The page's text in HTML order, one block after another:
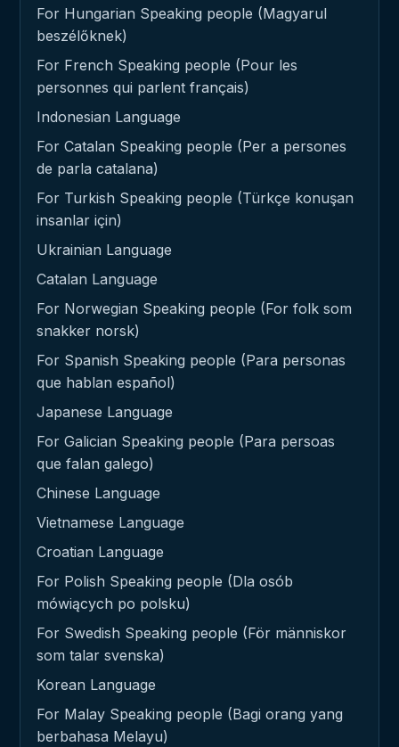
For Hungarian Speaking people (Magyarul
beszélőknek)
For French Speaking people (Pour les
personnes qui parlent français)
Indonesian Language
For Catalan Speaking people (Per a persones
de parla catalana)
For Turkish Speaking people (Türkçe konuşan
insanlar için)
Ukrainian Language
Catalan Language
For Norwegian Speaking people (For folk som
snakker norsk)
For Spanish Speaking people (Para personas
que hablan español)
Japanese Language
For Galician Speaking people (Para persoas
que falan galego)
Chinese Language
Vietnamese Language
Croatian Language
For Polish Speaking people (Dla osób
mówiących po polsku)
For Swedish Speaking people (För människor
som talar svenska)
Korean Language
For Malay Speaking people (Bagi orang yang
berbahasa Melayu)